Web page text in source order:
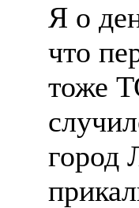
Я о
что
тоже
город